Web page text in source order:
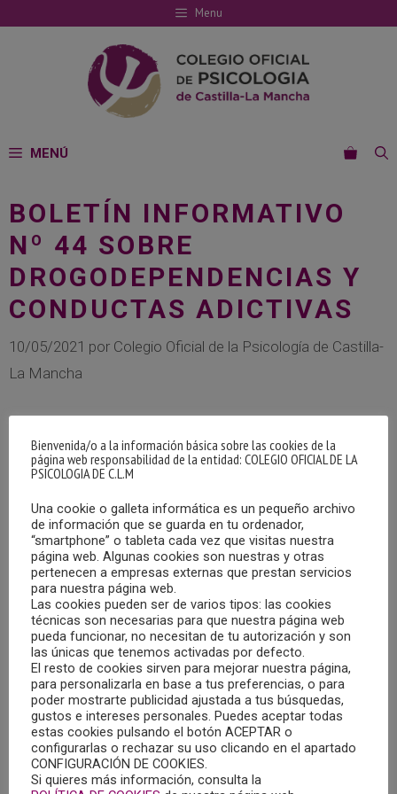
al
Menu
MENÚ
BOLETÍN INFORMATIVO
Nº 44 SOBRE
DROGODEPENDENCIAS Y
CONDUCTAS ADICTIVAS
10/05/2021 por Colegio Oficial de la Psicología de Castilla-
La Mancha
El Ayuntamiento de Albacete nos remite su Boletín Nº 44,
correspondiente a los meses de marzo y abril de 2021,
sobre Drogodependencias y Conductas Adictivas, en el
que se puede encontrar información relativa a las casas
de apuestas en Albacete, la encuesta OEDA-COVID 2020,
Aulas de Familia
Pulsar aquí para descargar el boletín.
08/05/2021 – Cita con la Psicología en Radio
Bienvenida/o a la información básica sobre las cookies de la
página web responsabilidad de la entidad: COLEGIO OFICIAL DE LA
PSICOLOGIA DE C.L.M
Una cookie o galleta informática es un pequeño archivo
de información que se guarda en tu ordenador,
“smartphone” o tableta cada vez que visitas nuestra
página web. Algunas cookies son nuestras y otras
pertenecen a empresas externas que prestan servicios
para nuestra página web.
Las cookies pueden ser de varios tipos: las cookies
técnicas son necesarias para que nuestra página web
pueda funcionar, no necesitan de tu autorización y son
las únicas que tenemos activadas por defecto.
El resto de cookies sirven para mejorar nuestra página,
para personalizarla en base a tus preferencias, o para
poder mostrarte publicidad ajustada a tus búsquedas,
gustos e intereses personales. Puedes aceptar todas
estas cookies pulsando el botón ACEPTAR o
configurarlas o rechazar su uso clicando en el apartado
CONFIGURACIÓN DE COOKIES.
Si quieres más información, consulta la